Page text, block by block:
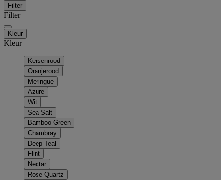
Filter
Filter
Kleur
Kleur
Kersenrood
Oranjerood
Meringue
Azure
Wit
Sea Salt
Bamboo Green
Chambray
Deep Teal
Flint
Nectar
Rose Quartz